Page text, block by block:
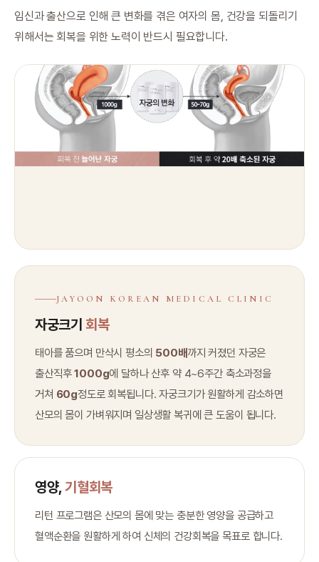
임신과 출산으로 인해 큰 변화를 겪은 여자의 몸, 건강을 되돌리기
위해서는 회복을 위한 노력이 반드시 필요합니다.
JAYOON KOREAN MEDICAL CLINIC
자궁크기 회복
태아를 품으며 만삭시 평소의 500배까지 커졌던 자궁은
출산직후1000g에 달하나 산후 약 4~6주간 축소과정을
거쳐 60g정도로 회복됩니다. 자궁크기가 원활하게 감소하면
산모의 몸이 가벼워지며 일상생활 복귀에 큰 도움이 됩니다.
영양,기혈회복
리턴 프로그램은 산모의 몸에 맞는 충분한 영양을 공급하고
혈액순환을 원활하게 하여 신체의 건강회복을 목표로 합니다.